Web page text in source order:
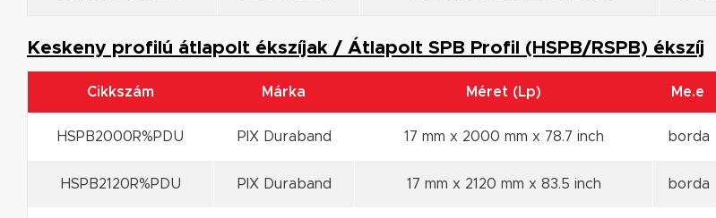
Keskeny profilú átlapolt ékszíjak / Átlapolt SPB Profil (HSPB/RSPB) ékszíj
Cikkszám Márka Méret (Lp) Me.e
HSPB2000R%PDU PIX Duraband 17 mm x 2000 mm x 78.7 inch borda
HSPB2120R%PDU PIX Duraband 17 mm x 2120 mm x 83.5 inch borda